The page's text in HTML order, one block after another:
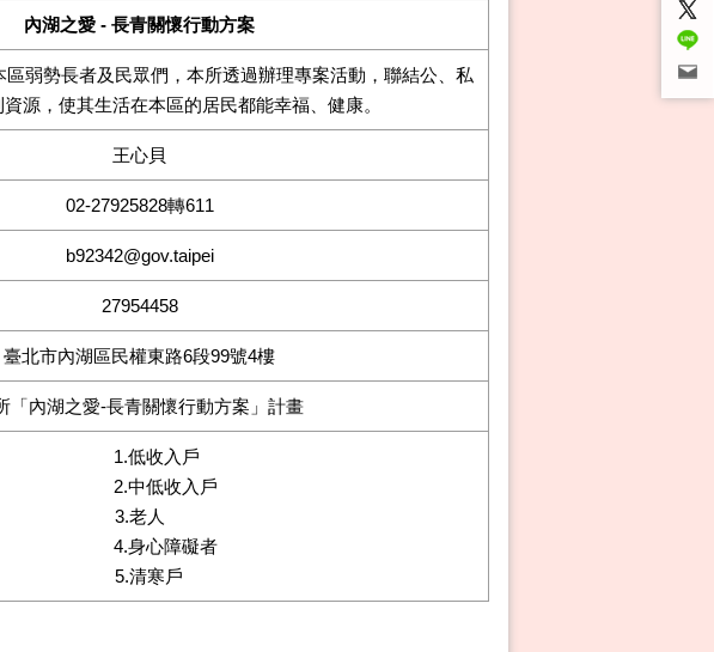
內湖之愛 - 長青關懷行動方案
弱勢長者及民眾們，本所透過辦理專案活動，聯結公、私
源，使其生活在本區的居民都能幸福、健康。
王心貝
02-27925828轉611
b92342@gov.taipei
27954458
臺北市內湖區民權東路6段99號4樓
「內湖之愛-長青關懷行動方案」計畫
1.低收入戶
2.中低收入戶
3.老人
4.身心障礙者
5.清寒戶